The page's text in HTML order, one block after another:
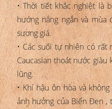
• Thời tiết khắc nghiệt là
hướng nắng ngắn và mùa
sương giá.
• Các suối tự nhiên có rất
Caucasian thoát nước giàu
lũng.
• Khí hậu ôn hòa và
ảnh hưởng của Biển Đen